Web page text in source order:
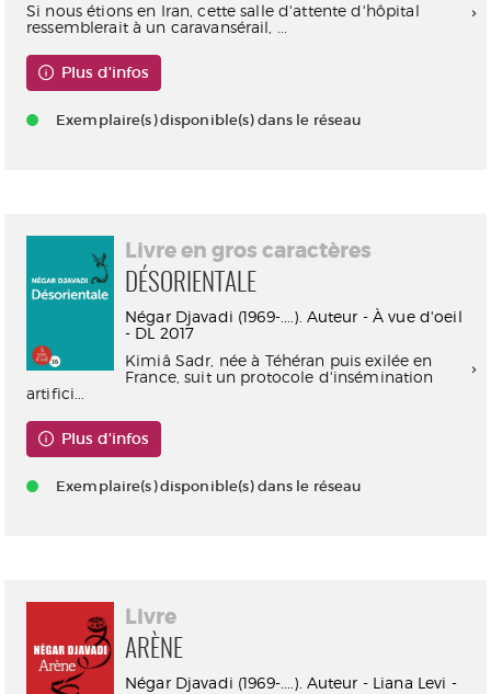
Si nous étions en Iran, cette salle d'attente d'hôpital
ressemblerait à un caravansérail, ...
Plus d'infos
Exemplaire(s) disponible(s) dans le réseau
Livre en gros caractères
DÉSORIENTALE
Négar Djavadi (1969-....). Auteur - À vue d'oeil
- DL 2017
Kimiâ Sadr, née à Téhéran puis exilée en
France, suit un protocole d'insémination
artifici...
Plus d'infos
Exemplaire(s) disponible(s) dans le réseau
Livre
ARÈNE
Négar Djavadi (1969-....). Auteur - Liana Levi -